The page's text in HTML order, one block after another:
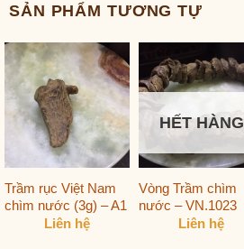
SẢN PHẨM TƯƠNG TỰ
Trầm rục Việt Nam
chìm nước (3g) – A1
Liên hệ
HẾT HÀNG
Vòng Trầm chìm
nước – VN.1023
Liên hệ